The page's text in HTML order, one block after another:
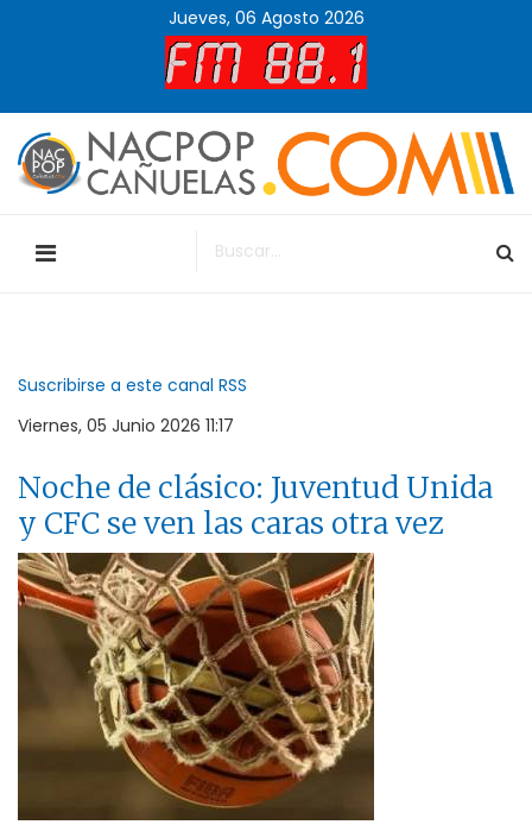
Jueves, 06 Agosto 2026
Suscribirse a este canal RSS
Viernes, 05 Junio 2026 11:17
Noche de clásico: Juventud Unida
y CFC se ven las caras otra vez